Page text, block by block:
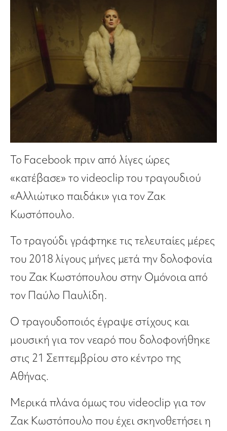
Το Facebook πριν από λίγες ώρες
«κατέβασε» τo videoclip του τραγουδιού
«Αλλιώτικο παιδάκι» για τον Ζακ
Κωστόπουλο.
Το τραγούδι γράφτηκε τις τελευταίες μέρες
του 2018 λίγους μήνες μετά την δολοφονία
του Ζακ Κωστόπουλου στην Ομόνοια από
τον Παύλο Παυλίδη.
Ο τραγουδοποιός έγραψε στίχους και
μουσική για τον νεαρό που δολοφονήθηκε
στις 21 Σεπτεμβρίου στο κέντρο της
Αθήνας.
Μερικά πλάνα όμως του videoclip για τον
Ζακ Κωστόπουλο που έχει σκηνοθετήσει η